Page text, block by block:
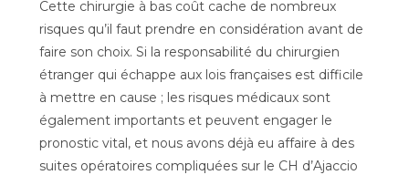
Cette chirurgie à bas coût cache de nombreux
risques qu’il faut prendre en considération avant de
faire son choix. Si la responsabilité du chirurgien
étranger qui échappe aux lois françaises est difficile
à mettre en cause ; les risques médicaux sont
également importants et peuvent engager le
pronostic vital, et nous avons déjà eu affaire à des
suites opératoires compliquées sur le CH d’Ajaccio